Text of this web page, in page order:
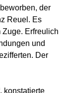
der
Reuel. Es
Zuge. Erfreulich
und
Der
konstatierte